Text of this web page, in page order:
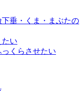
垂・くま・まぶたの
い
くらさせたい